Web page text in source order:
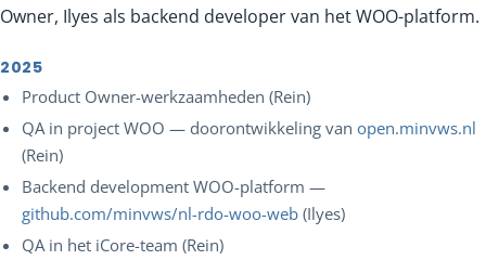
Owner, Ilyes als backend developer van het WOO-platform.
2025
Product Owner-werkzaamheden (Rein)
QA in project WOO — doorontwikkeling van open.minvws.nl
(Rein)
Backend development WOO-platform —
github.com/minvws/nl-rdo-woo-web (Ilyes)
QA in het iCore-team (Rein)